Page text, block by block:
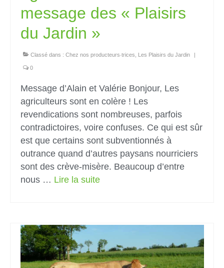
message des « Plaisirs
du Jardin »
Classé dans : Chez nos producteurs‧trices Les Plaisirs du Jardin
0
Message d’Alain et Valérie Bonjour, Les
agriculteurs sont en colère ! Les
revendications sont nombreuses, parfois
contradictoires, voire confuses. Ce qui est sûr
est que certains sont subventionnés à
outrance quand d’autres paysans nourriciers
sont des crève-misère. Beaucoup d’entre
nous … Lire la suite­­